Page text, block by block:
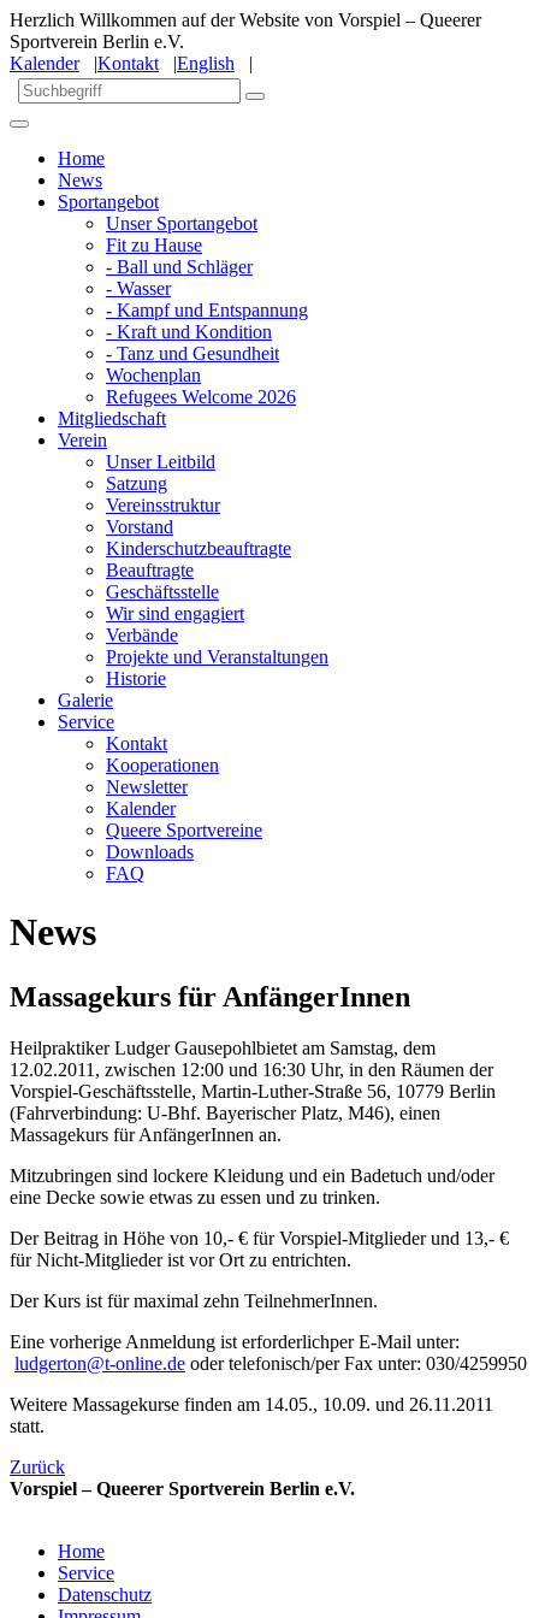
Herzlich Willkommen auf der Website von Vorspiel – Queerer
Sportverein Berlin e.V.
Kalender|Kontakt |English |
Home
News
Sportangebot
Unser Sportangebot
Fit zu Hause
- Ball und Schläger
- Wasser
- Kampf und Entspannung
- Kraft und Kondition
- Tanz und Gesundheit
Wochenplan
Refugees Welcome 2026
Mitgliedschaft
Verein
Unser Leitbild
Satzung
Vereinsstruktur
Vorstand
Kinderschutzbeauftragte
Beauftragte
Geschäftsstelle
Wir sind engagiert
Verbände
Projekte und Veranstaltungen
Historie
Galerie
Service
Kontakt
Kooperationen
Newsletter
Kalender
Queere Sportvereine
Downloads
FAQ
News
Massagekurs für AnfängerInnen
Heilpraktiker Ludger Gausepohlbietet am Samstag, dem
12.02.2011, zwischen 12:00 und 16:30 Uhr, in den Räumen der
Vorspiel-Geschäftsstelle, Martin-Luther-Straße 56, 10779 Berlin
(Fahrverbindung: U-Bhf. Bayerischer Platz, M46), einen
Massagekurs für AnfängerInnen an.
Mitzubringen sind lockere Kleidung und ein Badetuch und/oder
eine Decke sowie etwas zu essen und zu trinken.
Der Beitrag in Höhe von 10,- € für Vorspiel-Mitglieder und 13,- €
für Nicht-Mitglieder ist vor Ort zu entrichten.
Der Kurs ist für maximal zehn TeilnehmerInnen.
Eine vorherige Anmeldung ist erforderlichper E-Mail unter:
ludgerton@t-online.de oder telefonisch/per Fax unter: 030/4259950
Weitere Massagekurse finden am 14.05., 10.09. und 26.11.2011
statt.
Zurück
Vorspiel – Queerer Sportverein Berlin e.V.
Home
Service
Datenschutz